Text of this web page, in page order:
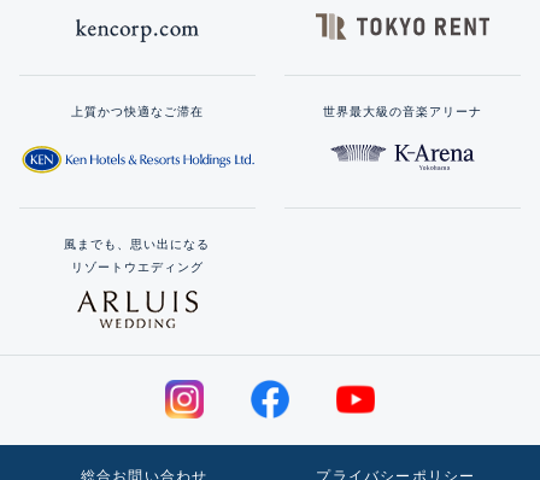
上質かつ快適なご滞在 世界最大級の音楽アリーナ
風までも、思い出になる
リゾートウエディング
総合お問い合わせ プライバシーポリシー